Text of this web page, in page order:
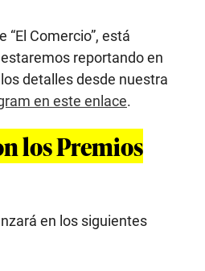
Comercio”, está
reportando en
detalles desde nuestra
en este enlace.
los Premios
en los siguientes